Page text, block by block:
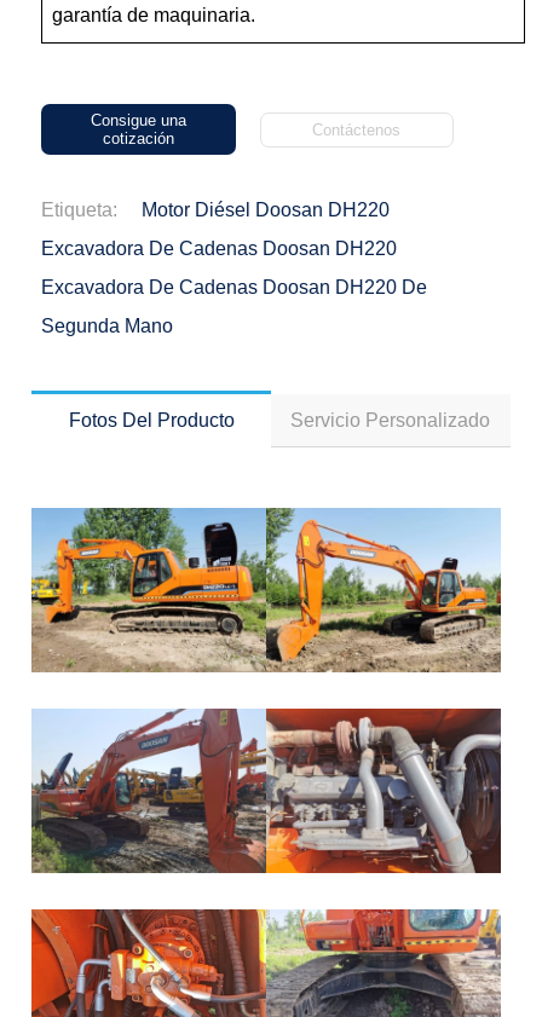
garantía de maquinaria.
Consigue una
cotización
Contáctenos
Etiqueta:
Motor Diésel Doosan DH220
Excavadora De Cadenas Doosan DH220
Excavadora De Cadenas Doosan DH220 De
Segunda Mano
Fotos Del Producto Servicio Personalizado